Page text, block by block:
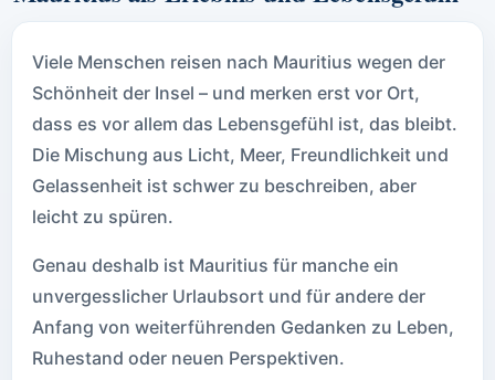
Viele Menschen reisen nach Mauritius wegen der
Schönheit der Insel – und merken erst vor Ort,
dass es vor allem das Lebensgefühl ist, das bleibt.
Die Mischung aus Licht, Meer, Freundlichkeit und
Gelassenheit ist schwer zu beschreiben, aber
leicht zu spüren.
Genau deshalb ist Mauritius für manche ein
unvergesslicher Urlaubsort und für andere der
Anfang von weiterführenden Gedanken zu Leben,
Ruhestand oder neuen Perspektiven.